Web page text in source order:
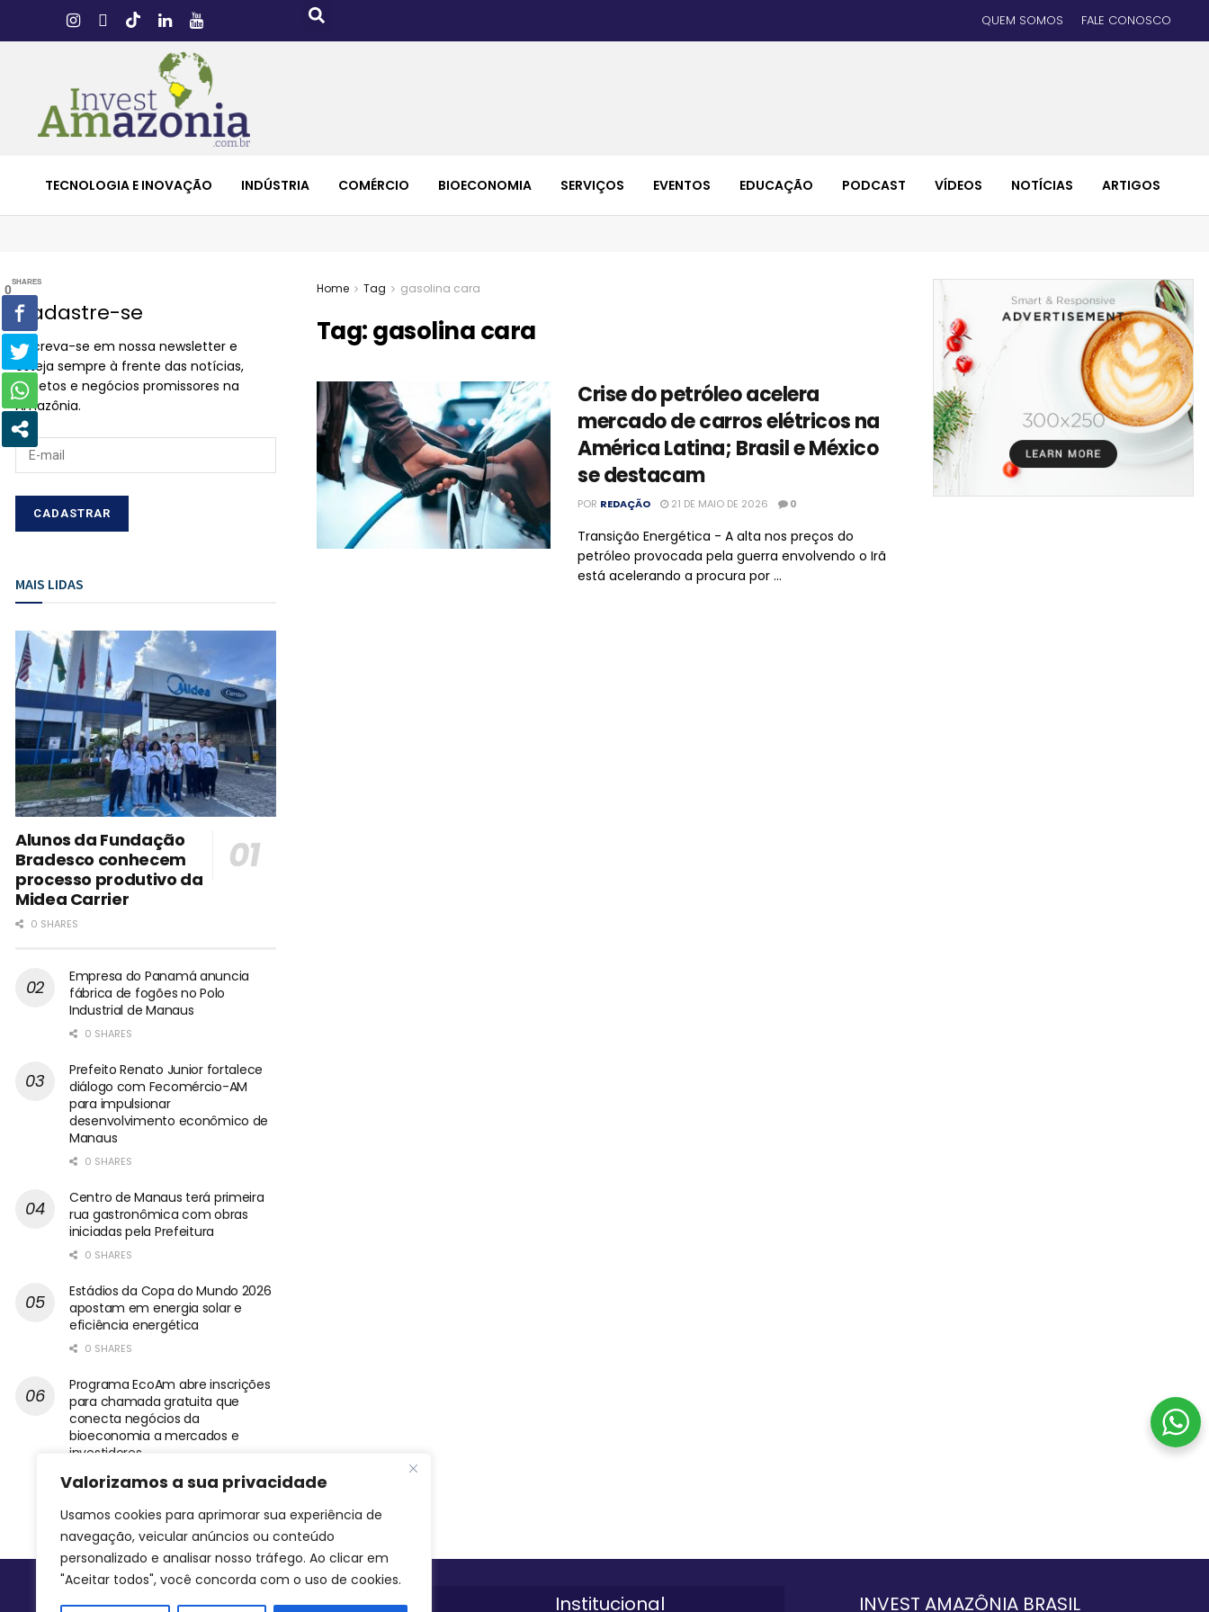
Valorizamos a sua privacidade
Usamos cookies para aprimorar sua experiência de
navegação, veicular anúncios ou conteúdo
personalizado e analisar nosso tráfego. Ao clicar em
"Aceitar todos", você concorda com o uso de cookies.
QUEM SOMOS FALE CONOSCO
TECNOLOGIA E INOVAÇÃO INDÚSTRIA COMÉRCIO BIOECONOMIA SERVIÇOS EVENTOS EDUCAÇÃO PODCAST VÍDEOS NOTÍCIAS ARTIGOS
Home Tag gasolina cara
Tag:gasolina cara
Crise do petróleo acelera
mercado de carros elétricos na
América Latina; Brasil e México
se destacam
POR REDAÇÃO 21 DE MAIO DE 2026 0
Transição Energética - A alta nos preços do
petróleo provocada pela guerra envolvendo o Irã
está acelerando a procura por ...
Cadastre-se
Inscreva-se em nossa newsletter e
esteja sempre à frente das notícias,
projetos e negócios promissores na
Amazônia.
MAIS LIDAS
Alunos da Fundação
Bradesco conhecem
processo produtivo da
Midea Carrier
0 SHARES
Empresa do Panamá anuncia
fábrica de fogões no Polo
Industrial de Manaus
0 SHARES
Prefeito Renato Junior fortalece
diálogo com Fecomércio-AM
para impulsionar
desenvolvimento econômico de
Manaus
0 SHARES
Centro de Manaus terá primeira
rua gastronômica com obras
iniciadas pela Prefeitura
0 SHARES
Estádios da Copa do Mundo 2026
apostam em energia solar e
eficiência energética
0 SHARES
Programa EcoAm abre inscrições
para chamada gratuita que
conecta negócios da
bioeconomia a mercados e
investidores
0 SHARES
Siga-nos Institucional INVEST AMAZÔNIA BRASIL
0
SHARES